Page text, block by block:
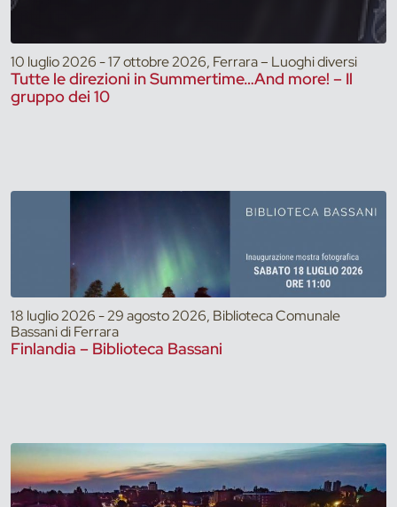
10 luglio 2026 - 17 ottobre 2026, Ferrara – Luoghi diversi
Tutte le direzioni in Summertime…And more! – Il
gruppo dei 10
18 luglio 2026 - 29 agosto 2026, Biblioteca Comunale
Bassani di Ferrara
Finlandia – Biblioteca Bassani